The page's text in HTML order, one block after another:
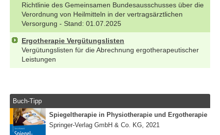
Richtlinie des Gemeinsamen Bundesausschusses über die
Verordnung von Heilmitteln in der vertragsärztlichen
Versorgung - Stand: 01.07.2025
Ergotherapie Vergütungslisten
Vergütungslisten für die Abrechnung ergotherapeutischer
Leistungen
Buch-Tipp
Spiegeltherapie in Physiotherapie und Ergotherapie
Springer-Verlag GmbH & Co. KG, 2021